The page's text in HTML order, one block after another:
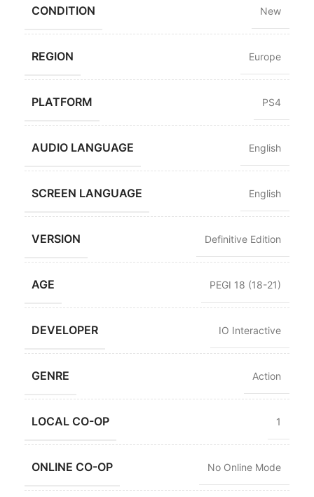
CONDITION New
REGION Europe
PLATFORM PS4
AUDIO LANGUAGE English
SCREEN LANGUAGE English
VERSION Definitive Edition
AGE PEGI 18 (18-21)
DEVELOPER IO Interactive
GENRE Action
LOCAL CO-OP 1
ONLINE CO-OP No Online Mode